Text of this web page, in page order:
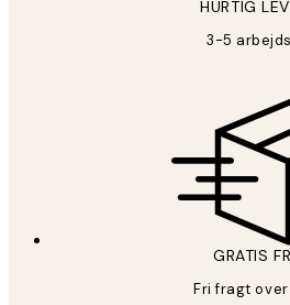
HURTIG
3-5
GRATIS
Fri fragt